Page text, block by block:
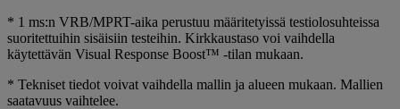
* 1 ms:n VRB/MPRT-aika perustuu määritetyissä testiolosuhteissa
suoritettuihin sisäisiin testeihin. Kirkkaustaso voi vaihdella
käytettävän Visual Response Boost™ -tilan mukaan.
* Tekniset tiedot voivat vaihdella mallin ja alueen mukaan. Mallien
saatavuus vaihtelee.